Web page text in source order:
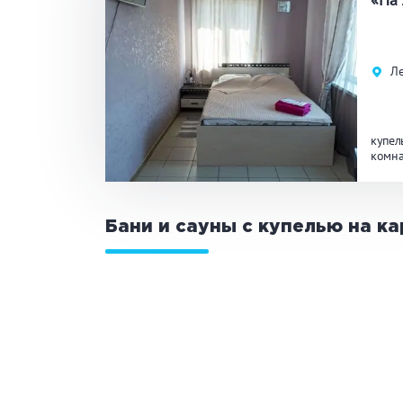
Общие
Аква-зона
Кухня
Бани и сауны с купелью на